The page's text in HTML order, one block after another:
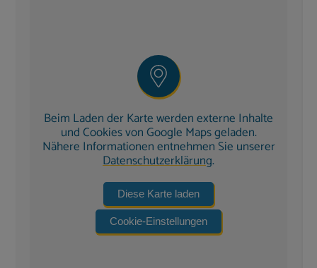
Induktionskochfeld und Backofen
Kaffeemaschine, Wasserkocher, Mixer und
Delonghi-Kaffeevollautomat
Kaffeespezialitäten
langen Holztischfinden alle Gäste Platz – ideal
gemeinsame Mahlzeiten mit Meerblick
Zusätzlich: separateGästetoiletteund ein
Hauswirtschaftsraum mit Waschmaschine
Beim Laden der Karte werden externe Inhalte
und Cookies von Google Maps geladen.
Nähere Informationen entnehmen Sie unserer
Datenschutzerklärung.
Diese Karte laden
Cookie-Einstellungen